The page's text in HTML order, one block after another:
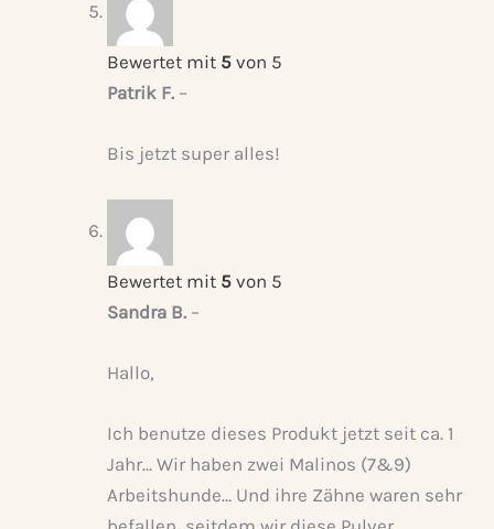
Bewertet mit 5 von 5
Patrik F. –
Bis jetzt super alles!
Bewertet mit 5 von 5
Sandra B. –
Hallo,
Ich benutze dieses Produkt jetzt seit ca. 1
Jahr… Wir haben zwei Malinos (7&9)
Arbeitshunde… Und ihre Zähne waren sehr